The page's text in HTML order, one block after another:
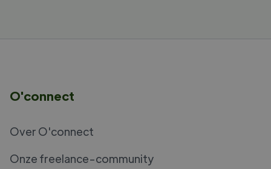
O'connect
Over O'connect
Onze freelance-community